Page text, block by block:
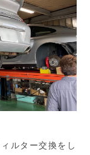
ルター交換をし